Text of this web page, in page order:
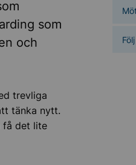
som
och
trevliga
tänka nytt.
få det lite